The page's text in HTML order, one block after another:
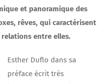
et panoramique des
rêves, qui caractérisent
entre elles.
Esther Duflo dans sa
préface écrit très